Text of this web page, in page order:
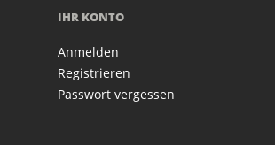
IHR KONTO
Anmelden
Registrieren
Passwort vergessen